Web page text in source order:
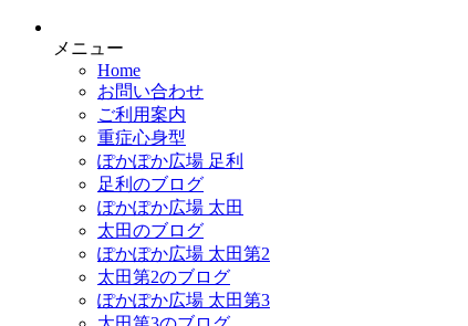
メニュー
Home
お問い合わせ
ご利用案内
重症心身型
ぽかぽか広場 足利
足利のブログ
ぽかぽか広場 太田
太田のブログ
ぽかぽか広場 太田第2
太田第2のブログ
ぽかぽか広場 太田第3